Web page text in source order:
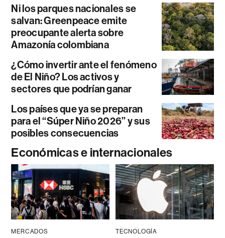
Ni los parques nacionales se
salvan: Greenpeace emite
preocupante alerta sobre
Amazonía colombiana
¿Cómo invertir ante el fenómeno
de El Niño? Los activos y
sectores que podrían ganar
Los países que ya se preparan
para el “Súper Niño 2026” y sus
posibles consecuencias
Económicas e internacionales
MERCADOS TECNOLOGÍA